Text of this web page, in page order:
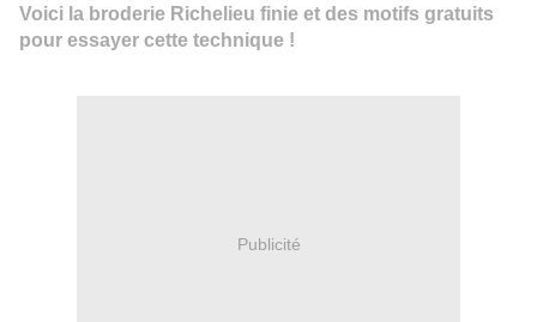
Voici la broderie Richelieu finie et des motifs gratuits
pour essayer cette technique !
Publicité